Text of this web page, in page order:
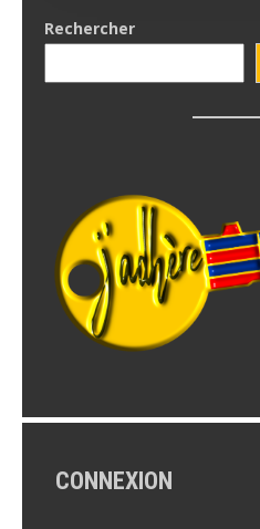
Rechercher
CONNEXION